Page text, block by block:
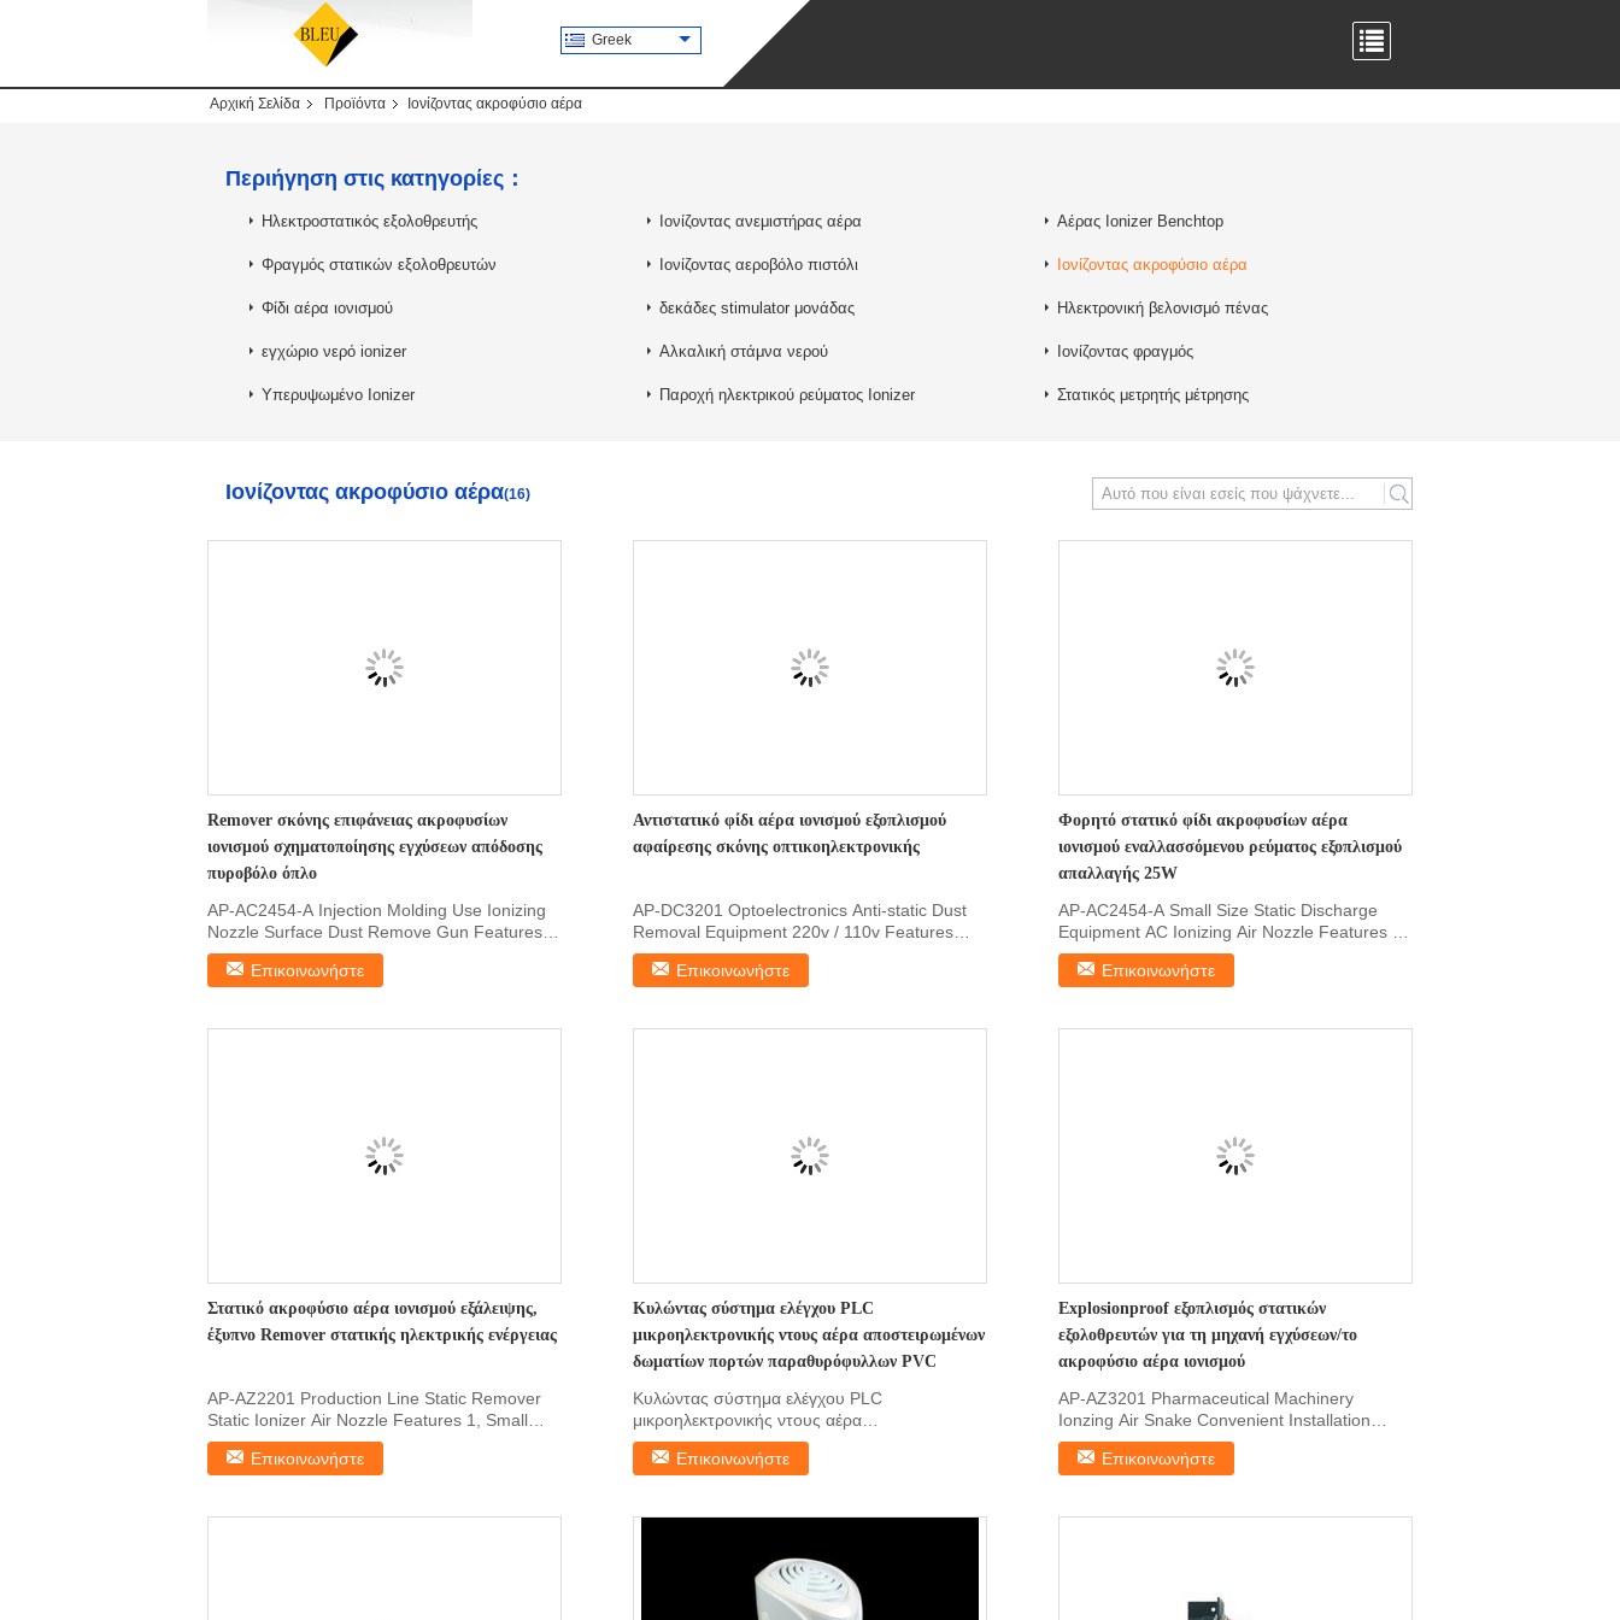
Greek
Αρχική Σελίδα Προϊόντα Ιονίζοντας ακροφύσιο αέρα
Περιήγηση στις κατηγορίες：
Ηλεκτροστατικός εξολοθρευτής Ιονίζοντας ανεμιστήρας αέρα Αέρας Ionizer Benchtop
Φραγμός στατικών εξολοθρευτών Ιονίζοντας αεροβόλο πιστόλι Ιονίζοντας ακροφύσιο αέρα
Φίδι αέρα ιονισμού δεκάδες stimulator μονάδας Ηλεκτρονική βελονισμό πένας
εγχώριο νερό ionizer Αλκαλική στάμνα νερού Ιονίζοντας φραγμός
Υπερυψωμένο Ionizer Παροχή ηλεκτρικού ρεύματος Ionizer Στατικός μετρητής μέτρησης
Ιονίζοντας ακροφύσιο αέρα(16) search
Remover σκόνης επιφάνειας ακροφυσίων
ιονισμού σχηματοποίησης εγχύσεων απόδοσης
πυροβόλο όπλο
AP-AC2454-A Injection Molding Use Ionizing
Nozzle Surface Dust Remove Gun Features
Small size and ...
Επικοινωνήστε
Αντιστατικό φίδι αέρα ιονισμού εξοπλισμού
αφαίρεσης σκόνης οπτικοηλεκτρονικής
AP-DC3201 Optoelectronics Anti-static Dust
Removal Equipment 220v / 110v Features
1.Small and ...
Επικοινωνήστε
Φορητό στατικό φίδι ακροφυσίων αέρα
ιονισμού εναλλασσόμενου ρεύματος εξοπλισμού
απαλλαγής 25W
AP-AC2454-A Small Size Static Discharge
Equipment AC Ionizing Air Nozzle Features 1,
Small size and ...
Επικοινωνήστε
Στατικό ακροφύσιο αέρα ιονισμού εξάλειψης,
έξυπνο Remover στατικής ηλεκτρικής ενέργειας
AP-AZ2201 Production Line Static Remover
Static Ionizer Air Nozzle Features 1, Small
size and easy ...
Επικοινωνήστε
Κυλώντας σύστημα ελέγχου PLC
μικροηλεκτρονικής ντους αέρα αποστειρωμένων
δωματίων πορτών παραθυρόφυλλων PVC
Κυλώντας σύστημα ελέγχου PLC
μικροηλεκτρονικής ντους αέρα
αποστειρωμένων δωματίων πορτών
παραθυρόφυλ...
Επικοινωνήστε
Explosionproof εξοπλισμός στατικών
εξολοθρευτών για τη μηχανή εγχύσεων/το
ακροφύσιο αέρα ιονισμού
AP-AZ3201 Pharmaceutical Machinery
Ionzing Air Snake Convenient Installation
Ionizer Features 1. ...
Επικοινωνήστε